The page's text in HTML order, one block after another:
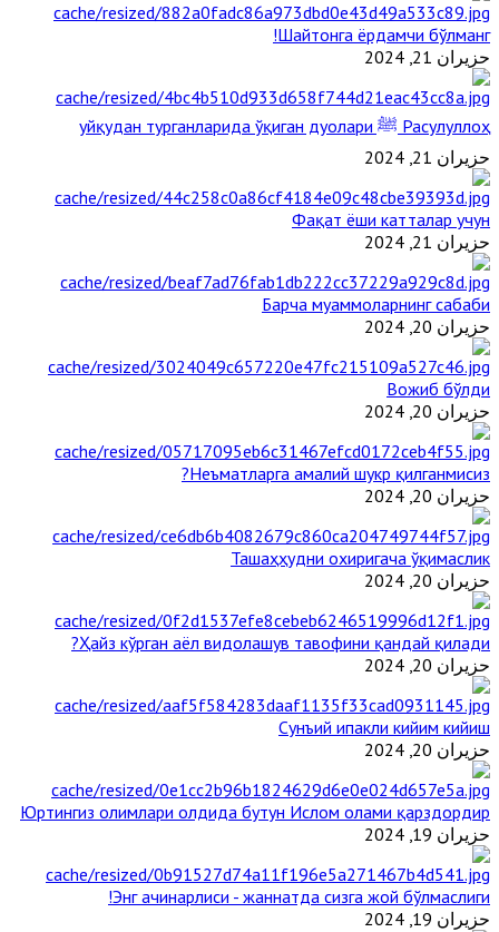
Шайтонга ёрдамчи бўлманг!
حزيران 21, 2024
Расулуллоҳ ﷺ уйқудан турганларида ўқиган дуолари
حزيران 21, 2024
Фақат ёши катталар учун
حزيران 21, 2024
Барча муаммоларнинг сабаби
حزيران 20, 2024
Вожиб бўлди
حزيران 20, 2024
Неъматларга амалий шукр қилганмисиз?
حزيران 20, 2024
Ташаҳҳудни охиригача ўқимаслик
حزيران 20, 2024
Ҳайз кўрган аёл видолашув тавофини қандай қилади?
حزيران 20, 2024
Сунъий ипакли кийим кийиш
حزيران 20, 2024
Юртингиз олимлари олдида бутун Ислом олами қарздордир
حزيران 19, 2024
Энг ачинарлиси - жаннатда сизга жой бўлмаслиги!
حزيران 19, 2024